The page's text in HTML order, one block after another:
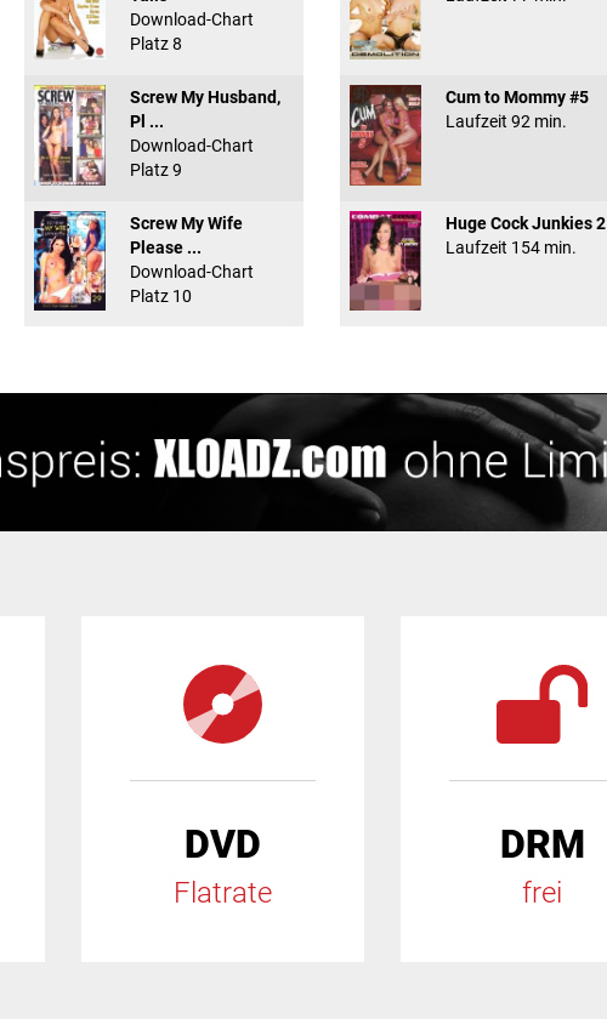
Download-Chart
Platz 8
Screw My Husband,
Pl ...
Download-Chart
Platz 9
Screw My Wife
Please ...
Download-Chart
Platz 10
Cum to Mommy #5
Laufzeit 92 min.
Huge Cock Junkies 2
Laufzeit 154 min.
DVD
Flatrate
DRM
frei